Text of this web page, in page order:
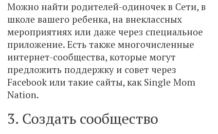
Можно найти родителей-одиночек в Сети, в
школе вашего ребенка, на внеклассных
мероприятиях или даже через специальное
приложение. Есть также многочисленные
интернет-сообщества, которые могут
предложить поддержку и совет через
Facebook или такие сайты, как Single Mom
Nation.
3. Создать сообщество